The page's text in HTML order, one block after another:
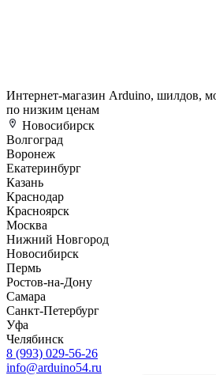
Интернет-магазин Arduino, шилдов,
по низким ценам
Новосибирск
Волгоград
Воронеж
Екатеринбург
Казань
Краснодар
Красноярск
Москва
Нижний Новгород
Новосибирск
Пермь
Ростов-на-Дону
Самара
Санкт-Петербург
Уфа
Челябинск
8 (993) 029-56-26
info@arduino54.ru